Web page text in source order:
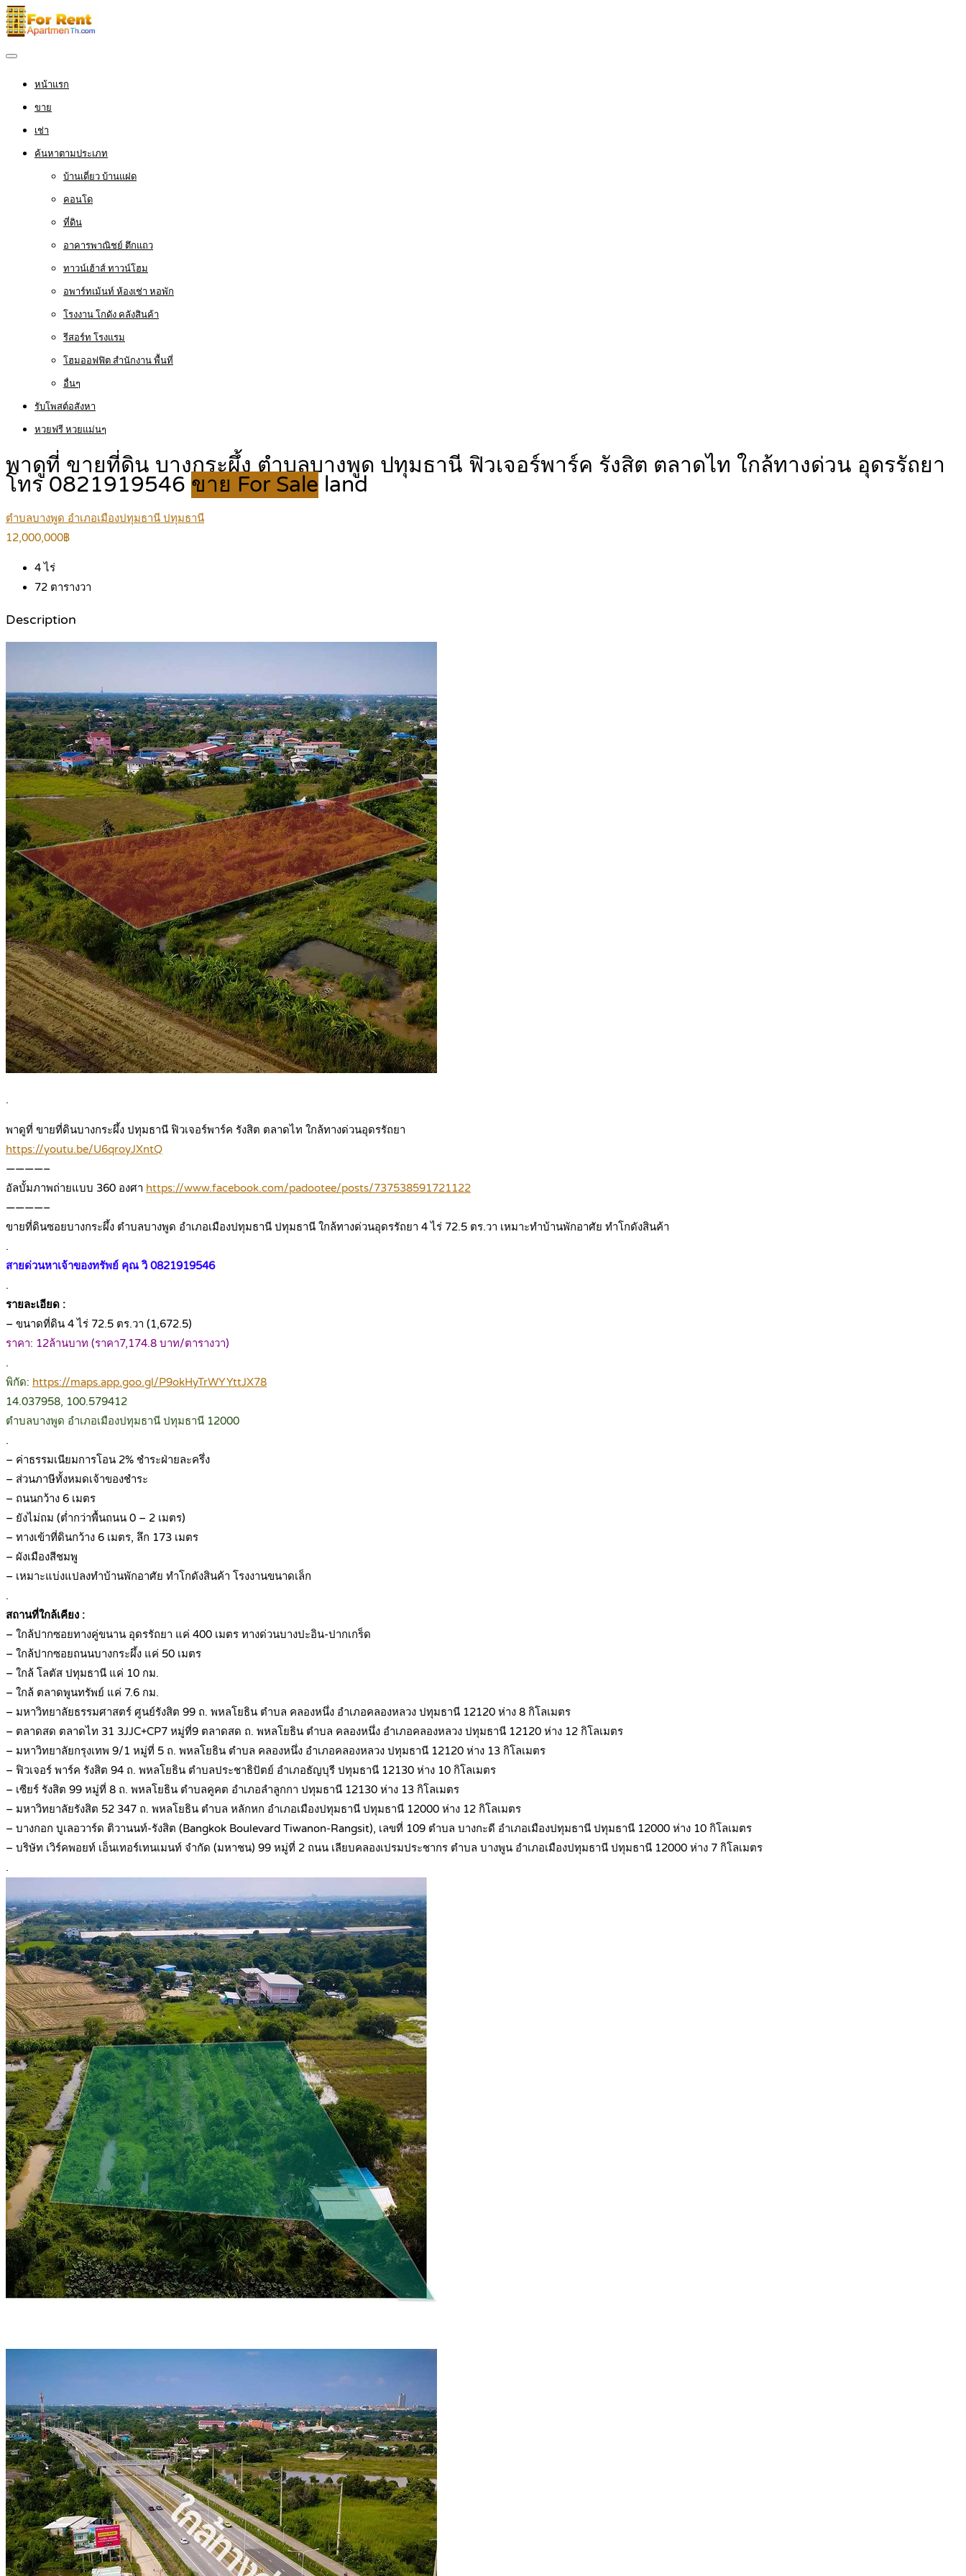
หน้าแรก
ขาย
เช่า
ค้นหาตามประเภท
บ้านเดี่ยว บ้านแฝด
คอนโด
ที่ดิน
อาคารพาณิชย์ ตึกแถว
ทาวน์เฮ้าส์ ทาวน์โฮม
อพาร์ทเม้นท์ ห้องเช่า หอพัก
โรงงาน โกดัง คลังสินค้า
รีสอร์ท โรงแรม
โฮมออฟฟิต สำนักงาน พื้นที่
อื่นๆ
รับโพสต์อสังหา
หวยฟรี หวยแม่นๆ
พาดูที่ ขายที่ดิน บางกระผึ้ง ตำบลบางพูด ปทุมธานี ฟิวเจอร์พาร์ค รังสิต ตลาดไท ใกล้ทางด่วน อุดรรัถยา
โทร 0821919546 ขาย For Sale land
ตำบลบางพูด อำเภอเมืองปทุมธานี ปทุมธานี
12,000,000฿
4ไร่
72 ตารางวา
Description
.
พาดูที่ ขายที่ดินบางกระผึ้ง ปทุมธานี ฟิวเจอร์พาร์ค รังสิต ตลาดไท ใกล้ทางด่วนอุดรรัถยา
https://youtu.be/U6qroyJXntQ
————–
อัลบั้มภาพถ่ายแบบ 360 องศา https://www.facebook.com/padootee/posts/737538591721122
————–
ขายที่ดินซอยบางกระผึ้ง ตำบลบางพูด อำเภอเมืองปทุมธานี ปทุมธานี ใกล้ทางด่วนอุดรรัถยา 4 ไร่ 72.5 ตร.วา เหมาะทำบ้านพักอาศัย ทำโกดังสินค้า
.
สายด่วนหาเจ้าของทรัพย์ คุณ วิ 0821919546
.
รายละเอียด :
– ขนาดที่ดิน 4 ไร่ 72.5 ตร.วา (1,672.5)
ราคา: 12ล้านบาท (ราคา7,174.8 บาท/ตารางวา)
.
พิกัด: https://maps.app.goo.gl/P9okHyTrWYYttJX78
14.037958, 100.579412
ตำบลบางพูด อำเภอเมืองปทุมธานี ปทุมธานี 12000
.
– ค่าธรรมเนียมการโอน 2% ชำระฝ่ายละครึ่ง
– ส่วนภาษีทั้งหมดเจ้าของชำระ
– ถนนกว้าง 6 เมตร
– ยังไม่ถม (ต่ำกว่าพื้นถนน 0 – 2 เมตร)
– ทางเข้าที่ดินกว้าง 6 เมตร, ลึก 173 เมตร
– ผังเมืองสีชมพู
– เหมาะแบ่งแปลงทำบ้านพักอาศัย ทำโกดังสินค้า โรงงานขนาดเล็ก
.
สถานที่ใกล้เคียง :
– ใกล้ปากซอยทางคู่ขนาน อุดรรัถยา แค่ 400 เมตร ทางด่วนบางปะอิน-ปากเกร็ด
– ใกล้ปากซอยถนนบางกระผึ้ง แค่ 50 เมตร
– ใกล้ โลตัส ปทุมธานี แค่ 10 กม.
– ใกล้ ตลาดพูนทรัพย์ แค่ 7.6 กม.
– มหาวิทยาลัยธรรมศาสตร์ ศูนย์รังสิต 99 ถ. พหลโยธิน ตำบล คลองหนึ่ง อำเภอคลองหลวง ปทุมธานี 12120 ห่าง 8 กิโลเมตร
– ตลาดสด ตลาดไท 31 3JJC+CP7 หมู่ที่9 ตลาดสด ถ. พหลโยธิน ตำบล คลองหนึ่ง อำเภอคลองหลวง ปทุมธานี 12120 ห่าง 12 กิโลเมตร
– มหาวิทยาลัยกรุงเทพ 9/1 หมู่ที่ 5 ถ. พหลโยธิน ตำบล คลองหนึ่ง อำเภอคลองหลวง ปทุมธานี 12120 ห่าง 13 กิโลเมตร
– ฟิวเจอร์ พาร์ค รังสิต 94 ถ. พหลโยธิน ตําบลประชาธิปัตย์ อำเภอธัญบุรี ปทุมธานี 12130 ห่าง 10 กิโลเมตร
– เซียร์ รังสิต 99 หมู่ที่ 8 ถ. พหลโยธิน ตำบลคูคต อำเภอลำลูกกา ปทุมธานี 12130 ห่าง 13 กิโลเมตร
– มหาวิทยาลัยรังสิต 52 347 ถ. พหลโยธิน ตำบล หลักหก อำเภอเมืองปทุมธานี ปทุมธานี 12000 ห่าง 12 กิโลเมตร
– บางกอก บูเลอวาร์ด ติวานนท์-รังสิต (Bangkok Boulevard Tiwanon-Rangsit), เลขที่ 109 ตำบล บางกะดี อำเภอเมืองปทุมธานี ปทุมธานี 12000 ห่าง 10 กิโลเมตร
– บริษัท เวิร์คพอยท์ เอ็นเทอร์เทนเมนท์ จำกัด (มหาชน) 99 หมู่ที่ 2 ถนน เลียบคลองเปรมประชากร ตำบล บางพูน อำเภอเมืองปทุมธานี ปทุมธานี 12000 ห่าง 7 กิโลเมตร
.